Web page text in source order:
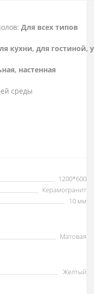
Для всех типов
кухни, для гостиной,
настенная
среды
1200*600
Керамогранит
10 мм
Матовая
Желтый